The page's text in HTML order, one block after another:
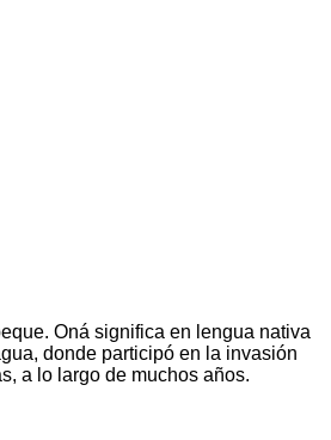
Oná significa en lengua nativa
donde participó en la invasión
a lo largo de muchos años.